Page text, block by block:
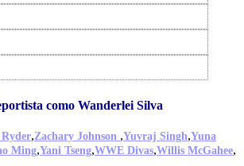
como Wanderlei Silva
,Zachary Johnson ,Yuvraj Singh,Yuna
Ming,Yani Tseng,WWE Divas,Willis McGahee,